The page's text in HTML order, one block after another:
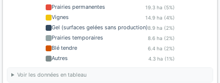
Prairies permanentes 19.3 ha (5%)
Vignes 14.9 ha (4%)
Gel (surfaces gelées sans production)8.9 ha (2%)
Prairies temporaires 8.6 ha (2%)
Blé tendre 6.4 ha (2%)
Autres 4.3 ha (1%)
Voir les données en tableau